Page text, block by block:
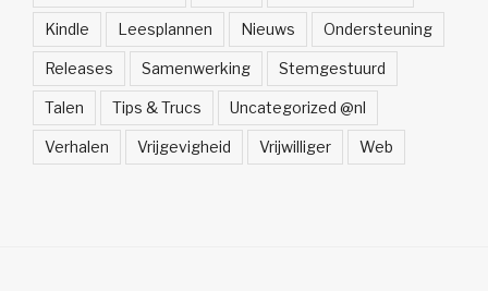
Kindle Leesplannen Nieuws Ondersteuning
Releases Samenwerking Stemgestuurd
Talen Tips & Trucs Uncategorized @nl
Verhalen Vrijgevigheid Vrijwilliger Web